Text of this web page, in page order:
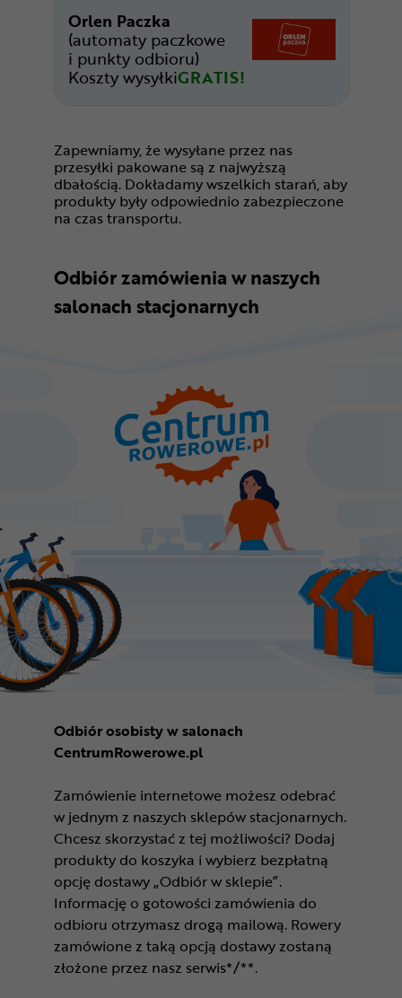
Orlen Paczka
(automaty paczkowe
i punkty odbioru)
Koszty wysyłkiGRATIS!
Zapewniamy, że wysyłane przez nas
przesyłki pakowane są z najwyższą
dbałością. Dokładamy wszelkich starań, aby
produkty były odpowiednio zabezpieczone
na czas transportu.
Odbiór zamówienia w naszych
salonach stacjonarnych
Odbiór osobisty w salonach
CentrumRowerowe.pl
Zamówienie internetowe możesz odebrać
w jednym z naszych sklepów stacjonarnych.
Chcesz skorzystać z tej możliwości? Dodaj
produkty do koszyka i wybierz bezpłatną
opcję dostawy „Odbiór w sklepie”.
Informację o gotowości zamówienia do
odbioru otrzymasz drogą mailową. Rowery
zamówione z taką opcją dostawy zostaną
złożone przez nasz serwis*/**.